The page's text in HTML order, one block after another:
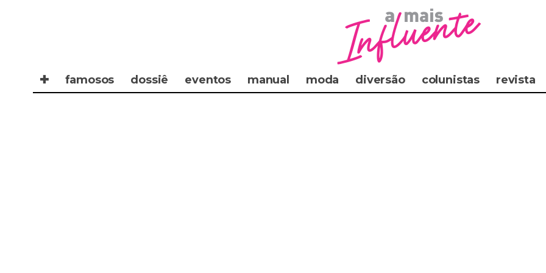
✚ famosos dossiê eventos manual moda diversão colunistas revista